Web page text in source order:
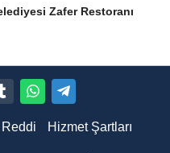
Zafer Restoranı
Reddi Hizmet Şartları